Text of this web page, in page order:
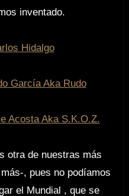
inventado.
Hidalgo
García Aka Rudo
Acosta Aka S.K.O.Z.
otra de nuestras más
, pues no podíamos
el Mundial , que se